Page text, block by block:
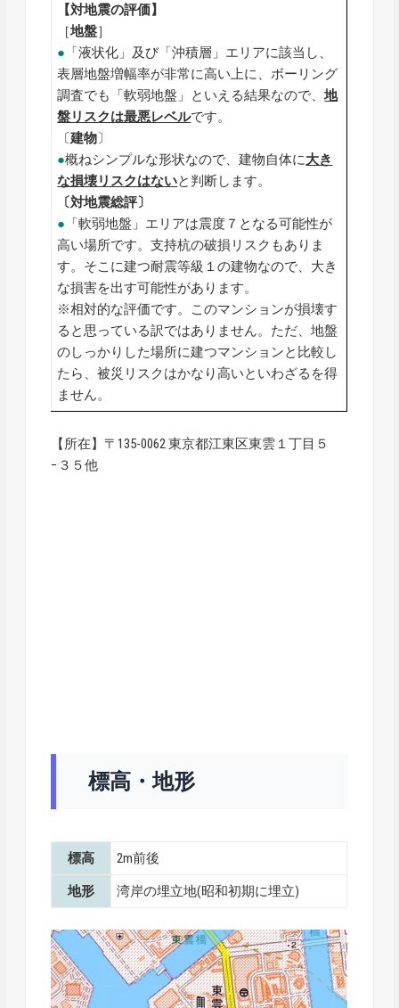
【対地震の評価】
［地盤］
● 「液状化」及び「沖積層」エリアに該当し、
表層地盤増幅率が非常に高い上に、ボーリング
調査でも「軟弱地盤」といえる結果なので、地
盤リスクは最悪レベルです。
〔建物〕
●概ねシンプルな形状なので、建物自体に大き
な損壊リスクはないと判断します。
〔対地震総評〕
● 「軟弱地盤」エリアは震度７となる可能性が
高い場所です。支持杭の破損リスクもありま
す。そこに建つ耐震等級１の建物なので、大き
な損害を出す可能性があります。
※相対的な評価です。このマンションが損壊す
ると思っている訳ではありません。ただ、地盤
のしっかりした場所に建つマンションと比較し
たら、被災リスクはかなり高いといわざるを得
ません。
【所在】〒135-0062 東京都江東区東雲１丁目５
−３５他
標高・地形
標高 2m前後
地形 湾岸の埋立地(昭和初期に埋立)